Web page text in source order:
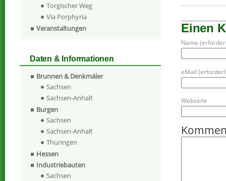
Einen
Name
eMail
Webseite
Torgischer Weg
Via Porphyria
Veranstaltungen
Daten & Informationen
Brunnen & Denkmäler
Sachsen
Sachsen-Anhalt
Burgen
Sachsen
Sachsen-Anhalt
Thüringen
Hessen
Industriebauten
Sachsen